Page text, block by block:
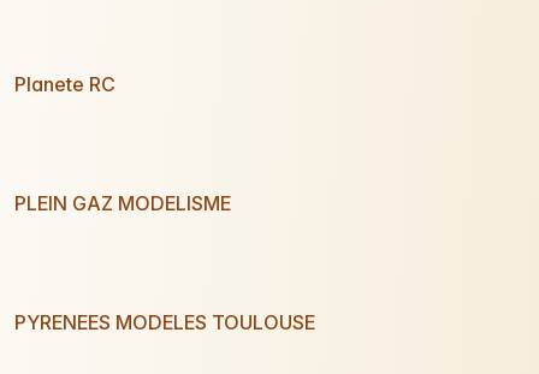
Planete RC
PLEIN GAZ MODELISME
PYRENEES MODELES TOULOUSE